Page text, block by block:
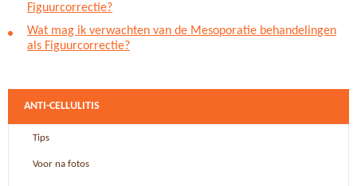
Figuurcorrectie?
Wat mag ik verwachten van de Mesoporatie behandelingen
als Figuurcorrectie?
ANTI-CELLULITIS
Tips
Voor na fotos